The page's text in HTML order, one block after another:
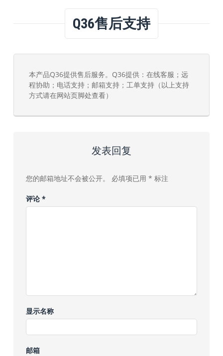
Q36售后支持
本产品Q36提供售后服务。Q36提供：在线客服；远
程协助；电话支持；邮箱支持；工单支持（以上支持
方式请在网站页脚处查看）
发表回复
您的邮箱地址不会被公开。 必填项已用 * 标注
评论 *
显示名称
邮箱